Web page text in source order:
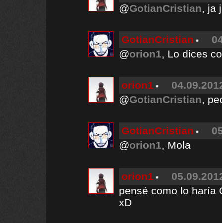
@GotianCristian, ja
GotianCristian
@orion1, Lo dices
orion1
@GotianCristian,
GotianCristian
@orion1, Mola
orion1
pensé como lo haría
xD